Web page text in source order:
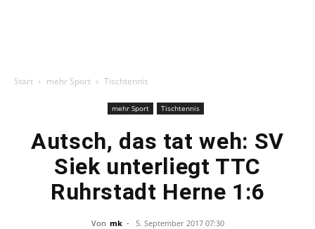
Start mehr Sport Tischtennis
mehr Sport Tischtennis
Autsch, das tat weh: SV
Siek unterliegt TTC
Ruhrstadt Herne 1:6
Von mk - 5. September 2017 07:30